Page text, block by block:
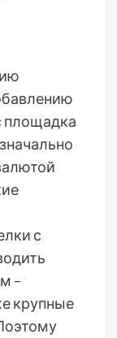
площадка
с
–
крупные